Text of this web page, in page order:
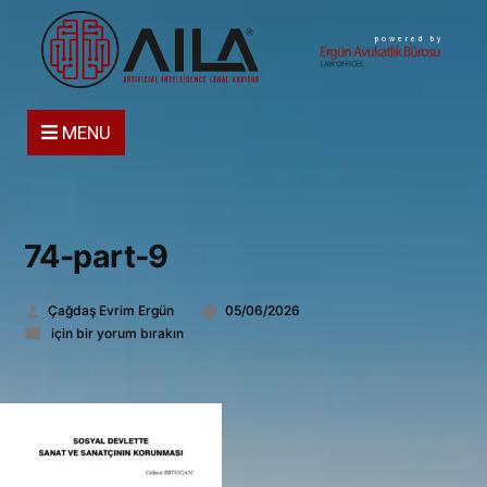
powered by
MENU
74-part-9
Gönderen:
Çağdaş Evrim Ergün
05/06/2026
74-
için bir yorum bırakın